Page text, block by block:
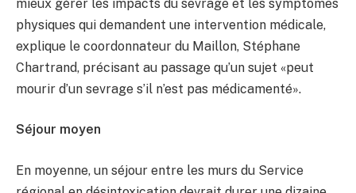
mieux gérer les impacts du sevrage et les symptômes
physiques qui demandent une intervention médicale,
explique le coordonnateur du Maillon, Stéphane
Chartrand, précisant au passage qu’un sujet «peut
mourir d’un sevrage s’il n’est pas médicamenté».
Séjour moyen
En moyenne, un séjour entre les murs du Service